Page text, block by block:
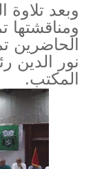
وبعد تلاوة
ومناقشتها
الحاضرين
نور الدين
المكتب.